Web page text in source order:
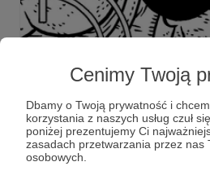
Cenimy Twoją
Dbamy o Twoją prywatność i
korzystania z naszych usług czuł
poniżej prezentujemy Ci
zasadach przetwarzania przez nas
osobowych.
03.03.2022 ● Brak komentarzy